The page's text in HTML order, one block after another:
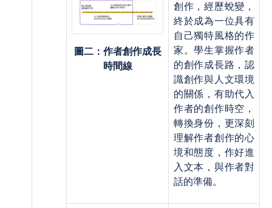
圖二：作者創作成長
時間線
創作，經歷蛻變，
終於成為一位具有
自己獨特風格的作
家。學生掌握作者
的創作成長路，認
識創作與人文環境
的關係，有助代入
作者的創作時空，
轉換身份，更深刻
理解作者創作的心
境和態度，作好進
入文本，與作者對
話的準備。